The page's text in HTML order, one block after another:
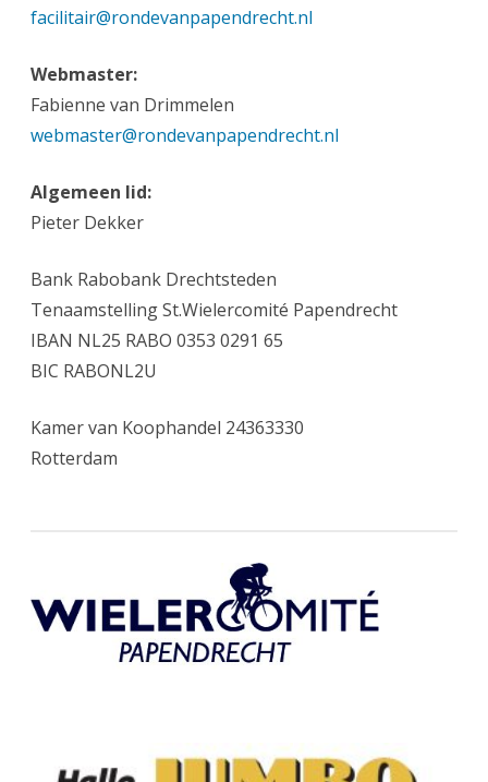
facilitair@rondevanpapendrecht.nl
Webmaster:
Fabienne van Drimmelen
webmaster@rondevanpapendrecht.nl
Algemeen lid:
Pieter Dekker
Bank Rabobank Drechtsteden
Tenaamstelling St.Wielercomité Papendrecht
IBAN NL25 RABO 0353 0291 65
BIC RABONL2U
Kamer van Koophandel 24363330
Rotterdam